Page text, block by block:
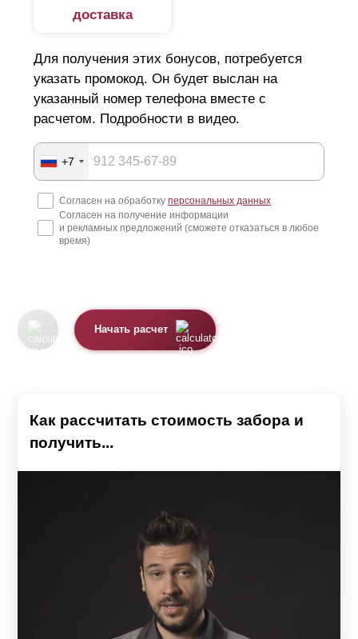
доставка
Для получения этих бонусов, потребуется
указать промокод. Он будет выслан на
указанный номер телефона вместе с
расчетом. Подробности в видео.
+7
Согласен на обработку персональных данных
Согласен на получение информации
и рекламных предложений (сможете отказаться в любое
время)
Начать расчет
Как рассчитать стоимость забора и
получить...